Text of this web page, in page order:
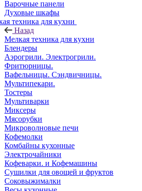
Варочные панели
Духовые шкафы
техника для кухни
Назад
Мелкая техника для кухни
Блендеры
Аэрогрили. Электрогрили.
Фритюрницы.
Вафельницы. Сэндвичницы.
Мультипекари.
Тостеры
Мультиварки
Миксеры
Мясорубки
Микроволновые печи
Кофемолки
Комбайны кухонные
Электрочайники
Кофеварки. и Кофемашины
Сушилки для овощей и фруктов
Соковыжималки